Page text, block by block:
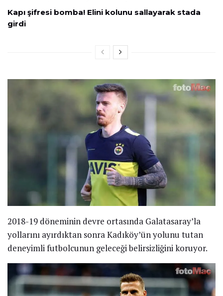
Kapı şifresi bomba! Elini kolunu sallayarak stada
girdi
2018-19 döneminin devre ortasında Galatasaray’la
yollarını ayırdıktan sonra Kadıköy’ün yolunu tutan
deneyimli futbolcunun geleceği belirsizliğini koruyor.